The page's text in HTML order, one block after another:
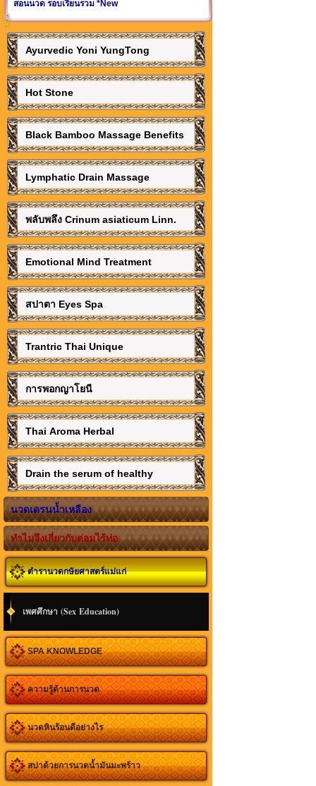
สอนนวด รอบเรียนรวม *New
Ayurvedic Yoni YungTong
Hot Stone
Black Bamboo Massage Benefits
Lymphatic Drain Massage
พลับพลึง Crinum asiaticum Linn.
Emotional Mind Treatment
สปาตา Eyes Spa
Trantric Thai Unique
การพอกญาโยนี
Thai Aroma Herbal
Drain the serum of healthy
นวดเดรนน้ำเหลือง
ทำไมจึงเกี่ยวกับต่อมไร้ท่อ
ตำรานวดกษัยศาสตร์แม่แก่
เพศศึกษา (Sex Education)
SPA KNOWLEDGE
ความรู้ด้านการนวด
นวดหินร้อนดีอย่างไร
สปาด้วยการนวดน้ำมันมะพร้าว